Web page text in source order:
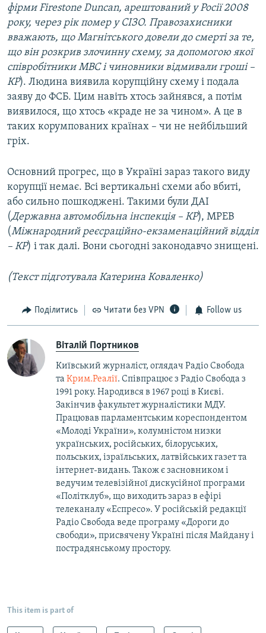
фірми Firestone Duncan, арештований у Росії 2008
року, через рік помер у СІЗО. Правозахисники
вважають, що Магнітського довели до смерті за те,
що він розкрив злочинну схему, за допомогою якої
співробітники МВС і чиновники відмивали гроші –
КР). Людина виявила корупційну схему і подала
заяву до ФСБ. Цим навіть хтось зайнявся, а потім
виявилося, що хтось «краде не за чином». А це в
таких корумпованих країнах – чи не нейбільший
гріх.
Основний прогрес, що в Україні зараз такого виду
корупції немає. Всі вертикальні схеми або вбиті,
або сильно пошкоджені. Такими були ДАІ
(Державна автомобільна інспекція – КР), МРЕВ
(Міжнародний реєсраційно-екзаменаційний відділ
– КР) і так далі. Вони сьогодні законодавчо знищені.
(Текст підготувала Катерина Коваленко)
Поділитись Читати без VPN Follow us
Віталій Портников
Київський журналіст, оглядач Радіо Свобода
та Крим.Реалії. Співпрацює з Радіо Свобода з
1991 року. Народився в 1967 році в Києві.
Закінчив факультет журналістики МДУ.
Працював парламентським кореспондентом
«Молоді України», колумністом низки
українських, російських, білоруських,
польських, ізраїльських, латвійських газет та
інтернет-видань. Також є засновником і
ведучим телевізійної дискусійної програми
«Політклуб», що виходить зараз в ефірі
телеканалу «Еспресо». У російській редакції
Радіо Свобода веде програму «Дороги до
свободи», присвячену Україні після Майдану і
пострадянському простору.
This item is part of